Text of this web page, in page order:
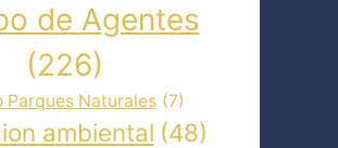
de Agentes
(226)
Parques Naturales (7)
ambiental (48)